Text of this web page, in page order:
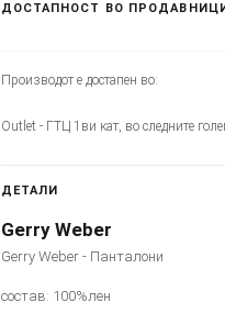
ДОСТАПНОСТ ВО
Производот е достапен во:
Outlet - ГТЦ 1ви кат, во следните
ДЕТАЛИ
Gerry Weber
Gerry Weber - Панталони
состав: 100%лен